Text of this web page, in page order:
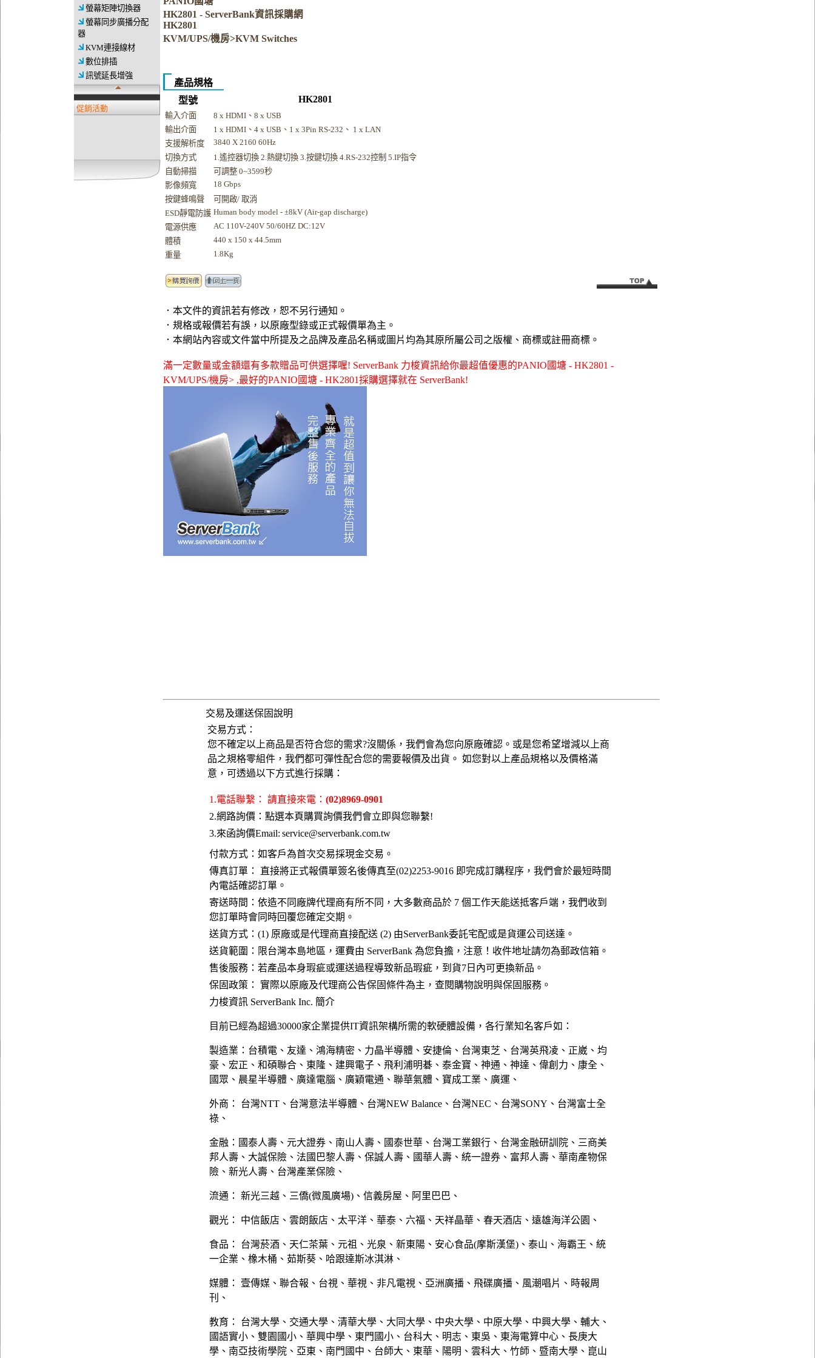
螢幕矩陣切換器
螢幕同步廣播分配
器
KVM連接線材
數位排插
訊號延長增強
促銷活動
HK2801 - ServerBank資訊採購網
HK2801
KVM/UPS/機房>KVM Switches
產品規格
型號
HK2801
輸入介面
8 x HDMI、8 x USB
輸出介面
1 x HDMI、4 x USB、1 x 3Pin RS-232、 1 x LAN
支援解析度
3840 X 2160 60Hz
切換方式
1.遙控器切換 2.熱鍵切換 3.按鍵切換 4.RS-232控制 5.IP指令
自動掃描
可調整 0~3599秒
影像頻寬
18 Gbps
按鍵蜂鳴聲
可開啟/ 取消
ESD靜電防護 Human body model - ±8kV (Air-gap discharge)
電源供應
AC 110V-240V 50/60HZ DC:12V
體積
440 x 150 x 44.5mm
重量
1.8Kg
．本文件的資訊若有修改，恕不另行通知。
．規格或報價若有誤，以原廠型錄或正式報價單為主。
．本網站內容或文件當中所提及之品牌及產品名稱或圖片均為其原所屬公司之版權、商標或註冊商標。
滿一定數量或金額還有多款贈品可供選擇喔! ServerBank 力梭資訊給你最超值優惠的PANIO國塘 - HK2801 -
KVM/UPS/機房> ,最好的PANIO國塘 - HK2801採購選擇就在 ServerBank!
交易及運送保固說明
交易方式：
您不確定以上商品是否符合您的需求?沒關係，我們會為您向原廠確認。或是您希望增減以上商
品之規格零組件，我們都可彈性配合您的需要報價及出貨。 如您對以上產品規格以及價格滿
意，可透過以下方式進行採購：
1.電話聯繫： 請直接來電： (02)8969-0901
2.網路詢價：點選本頁購買詢價我們會立即與您聯繫!
3.來函詢價Email: service@serverbank.com.tw
付款方式：如客戶為首次交易採現金交易。
傳真訂單： 直接將正式報價單簽名後傳真至(02)2253-9016 即完成訂購程序，我們會於最短時間
內電話確認訂單。
寄送時間：依造不同廠牌代理商有所不同，大多數商品於 7 個工作天能送抵客戶端，我們收到
您訂單時會同時回覆您確定交期。
送貨方式：(1) 原廠或是代理商直接配送 (2) 由ServerBank委託宅配或是貨運公司送達。
送貨範圍：限台灣本島地區，運費由 ServerBank 為您負擔，注意！收件地址請勿為郵政信箱。
售後服務：若產品本身瑕疵或運送過程導致新品瑕疵，到貨7日內可更換新品。
保固政策： 實際以原廠及代理商公告保固條件為主，查閱購物說明與保固服務。
力梭資訊 ServerBank Inc. 簡介
目前已經為超過30000家企業提供IT資訊架構所需的軟硬體設備，各行業知名客戶如：
製造業：台積電、友達、鴻海精密、力晶半導體、安捷倫、台灣東芝、台灣英飛凌、正崴、均
豪、宏正、和碩聯合、東隆、建興電子、飛利浦明碁、泰金寶、神通、神達、偉創力、康全、
國眾、晨星半導體、廣達電腦、廣穎電通、聯華氣體、寶成工業、廣運、
外商： 台灣NTT、台灣意法半導體、台灣NEW Balance、台灣NEC、台灣SONY、台灣富士全
祿、
金融：國泰人壽、元大證券、南山人壽、國泰世華、台灣工業銀行、台灣金融研訓院、三商美
邦人壽、大誠保險、法國巴黎人壽、保誠人壽、國華人壽、統一證券、富邦人壽、華南產物保
險、新光人壽、台灣產業保險、
流通： 新光三越、三僑(微風廣場)、信義房屋、阿里巴巴、
觀光： 中信飯店、雲朗飯店、太平洋、華泰、六福、天祥晶華、春天酒店、遠雄海洋公園、
食品： 台灣菸酒、天仁茶葉、元祖、光泉、新東陽、安心食品(摩斯漢堡)、泰山、海霸王、統
一企業、橡木桶、茹斯葵、哈跟達斯冰淇淋、
媒體： 壹傳媒、聯合報、台視、華視、非凡電視、亞洲廣播、飛碟廣播、風潮唱片、時報周
刊、
教育： 台灣大學、交通大學、清華大學、大同大學、中央大學、中原大學、中興大學、輔大、
國語實小、雙園國小、華興中學、東門國小、台科大、明志、東吳、東海電算中心、長庚大
學、南亞技術學院、亞東、南門國中、台師大、東華、陽明、雲科大、竹師、暨南大學、崑山